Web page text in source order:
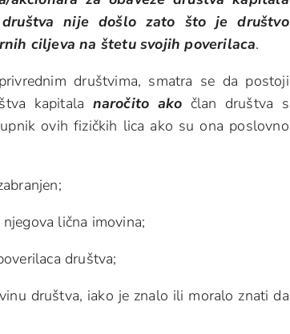
nije došlo zato što je društvo
ciljeva na štetu svojih poverilaca.
društvima, smatra se da postoji
kapitala naročito ako član društva s
ovih fizičkih lica ako su ona poslovno
lična imovina;
društva;
društva, iako je znalo ili moralo znati da